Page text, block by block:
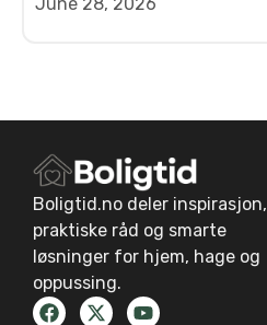
June 28, 2026
Boligtid.no deler inspirasjon,
praktiske råd og smarte
løsninger for hjem, hage og
oppussing.